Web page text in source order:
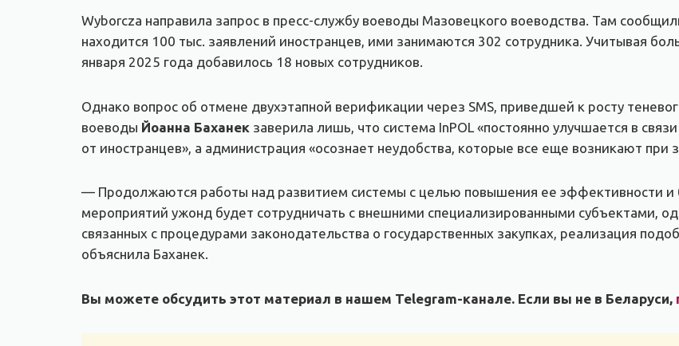
Wyborcza направила запрос в пресс-службу воеводы Мазовецкого воеводства. Там
находится 100 тыс. заявлений иностранцев, ими занимаются 302 сотрудника. Учитывая
января 2025 года добавилось 18 новых сотрудников.
Однако вопрос об отмене двухэтапной верификации через SMS, приведшей к росту
воеводы Йоанна Баханек заверила лишь, что система InPOL «постоянно улучшается в
от иностранцев», а администрация «осознает неудобства, которые все еще возникают при
— Продолжаются работы над развитием системы с целью повышения ее эффективности и
мероприятий ужонд будет сотрудничать с внешними специализированными субъектами,
связанных с процедурами законодательства о государственных закупках, реализация
объяснила Баханек.
Вы можете обсудить этот материал в нашем Telegram-канале. Если вы не в Беларуси,